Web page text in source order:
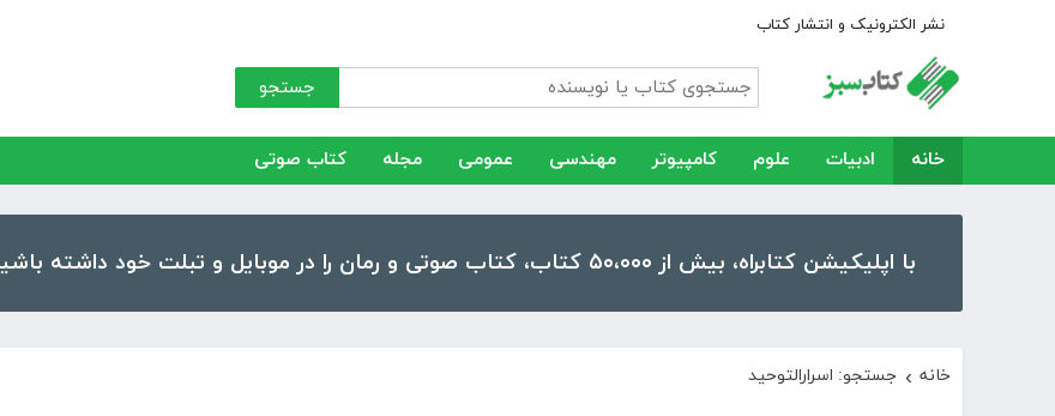
نشر الکترونیک و انتشار کتاب
جستجو
خانه ادبیات علوم کامپیوتر مهندسی عمومی مجله کتاب صوتی
با اپلیکیشن کتابراه، بیش از ۵۰،۰۰۰ کتاب، کتاب صوتی و رمان را در موبایل و تبلت خود داشته باشید!
خانه › جستجو: اسرارالتوحید